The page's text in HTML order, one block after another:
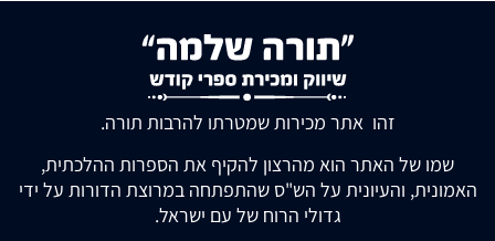
זהו אתר מכירות שמטרתו להרבות תורה.
שמו של האתר הוא מהרצון להקיף את הספרות ההלכתית,
האמונית, והעיונית על הש"ס שהתפתחה במרוצת הדורות על ידי
גדולי הרוח של עם ישראל.